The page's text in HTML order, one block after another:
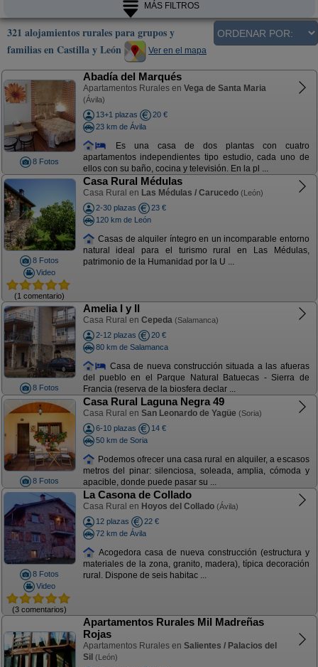
MÁS FILTROS
321 alojamientos rurales para grupos y
familias en Castilla y León
Ver en el mapa
8 Fotos
Abadía del Marqués
Apartamentos Rurales en Vega de Santa Maria
(Ávila)
13+1 plazas
20 €
23 km de Ávila
Es una casa de dos plantas con cuatro
apartamentos independientes tipo estudio, cada uno de
ellos con su baño, cocina y televisión. En la pl ...
8 Fotos
Video
(1 comentario)
Casa Rural Médulas
Casa Rural en Las Médulas / Carucedo (León)
2-30 plazas
23 €
120 km de León
Casas de alquiler íntegro en un incomparable entorno
natural ideal para el turismo rural en Las Médulas,
patrimonio de la Humanidad por la U ...
8 Fotos
Amelia I y II
Casa Rural en Cepeda (Salamanca)
2-12 plazas
20 €
80 km de Salamanca
Casa de nueva construcción situada a las afueras
del pueblo en el Parque Natural Batuecas - Sierra de
Francia (reserva de la biosfera declar ...
8 Fotos
Casa Rural Laguna Negra 49
Casa Rural en San Leonardo de Yagüe (Soria)
6-10 plazas
14 €
50 km de Soria
Podemos ofrecer una casa rural en alquiler, a escasos
metros del pinar: silenciosa, soleada, amplia, cómoda y
apacible, donde puede pasar su ...
8 Fotos
Video
(3 comentarios)
La Casona de Collado
Casa Rural en Hoyos del Collado (Ávila)
12 plazas
22 €
72 km de Ávila
Acogedora casa de nueva construcción (estructura y
materiales de la zona, granito, madera), típica decoración
rural. Dispone de seis habitac ...
Apartamentos Rurales Mil Madreñas
Rojas
Apartamentos Rurales en Salientes / Palacios del
Sil (León)